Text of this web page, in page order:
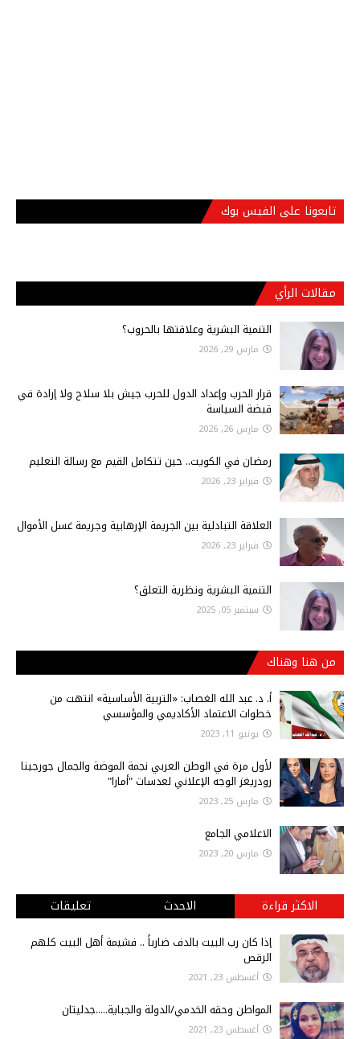
تابعونا على الفيس بوك
مقالات الرأي
التنمية البشرية وعلاقتها بالحروب؟
مارس 29, 2026
قرار الحرب وإعداد الدول للحرب جيش بلا سلاح ولا إرادة في
قبضة السياسة
مارس 26, 2026
رمضان في الكويت.. حين تتكامل القيم مع رسالة التعليم
فبراير 23, 2026
العلاقة التبادلية بين الجريمة الإرهابية وجريمة غسل الأموال
فبراير 23, 2026
التنمية البشرية ونظرية التعلق؟
سبتمبر 05, 2025
من هنا وهناك
أ‌. د. عبد الله الغصاب: «التربية الأساسية» انتهت من
خطوات الاعتماد الأكاديمي والمؤسسي
يونيو 11, 2023
لأول مرة في الوطن العربي نجمة الموضة والجمال جورجينا
رودريغز الوجه الإعلاني لعدسات "أمارا"
مارس 25, 2023
الاعلامي الجامع
مارس 20, 2023
الاكثر قراءة الاحدث تعليقات
إذا كان رب البيت بالدف ضارباً .. فشيمة أهل البيت كلهم
الرقص
أغسطس 23, 2021
المواطن وحقه الخدمي/الدولة والجباية.....جدليتان
أغسطس 23, 2021